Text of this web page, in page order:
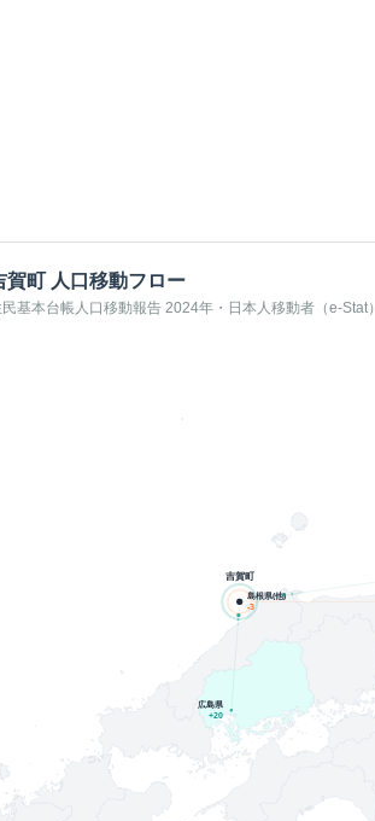
賀町 人口移動フロー
基本台帳人口移動報告 2024年・日本人移動者（e-Stat）
広島県
+20
島根県(他)
-3
吉賀町